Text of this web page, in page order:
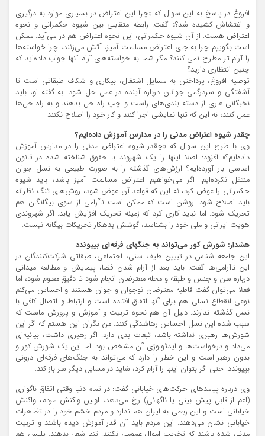
افروغ در پاسخ به این سوال که «چرا این اعتراض در بسیاری موارد به درگیری
و اغتشاش کشیده شد؟» گفت: رابطه متقابلی بین شیوه حکمرانی و نحوه
اعتراض هست. از آن شیوه حکمرانی، این نحوه اعتراض هم در می‌آید. ممکن
است بگوییم چرا به جای اعتراض مسالمت آمیز، آتش می‌زنند، چرا خواسته‌ها
را آرام تر مطرح نمی کنند؟ مگر شما به خواسته‌های آرام آنها جواب داده‌اید که
چنین انتظاری دارید؟
توصیه افروغ، پرداختن به مسایل اشتغال، بیکاری و شکاف طبقاتی است تا
آشفتگی و سردرگمی جوانان درباره آینده در عمل حل شود. به گفته او، باید
نخبگانی عاری از دسته بندی‌های راست و چپ راه حل بدهند و به راه حل‌ها
عمل کنند، نه این که تنها نمایشی اجرا کنند و کار خود را اصلاح نکنند
چقدر شیوه اعتراض مدنی را در مدارس آموزش داده‌ایم؟
وی با طرح این سوال که «چقدر شیوه اعتراض مدنی را در مدارس آموزش
داده‌ایم؟» افزود: اصلا اینها را یک شهروند با حقوق شناخته شده در قانون
اساسی بار آورده‌ایم؟ ارزش‌های گذشته را به صورت طبیعی به نسل جوان
منتقل نکرده‌ایم. اگر می‌خواهیم اعتراض مسالمت آمیز باشد، باید شیوه
حکمرانی را عوض کرد، نه این که قواعد آن عوض شود، روش‌های تنگ نظرانه
باید اصلاح شود. روشن است که ممکن است ناآرامی از سوی بیگانگان هم
تحریک شود. اما نباید کاری کرد که زمینه تحریک افزایش یابد. اگر شهروندی
هویت ایرانی و ملی خود را بشناسد، گوشش بدهکار تحریکات بیگانه نیست.
هشدار: شورش کور می‌تواند به جنگهای فرقه‌ای بپیوندد
این جامعه شناس در تبیین طیف سنی، اجتماعی، طبقاتی شرکت‌کنندگان در
این ناآرامی‌ها گفت: باید بعد از آرام شدن فضا، پیمایش و مطالعه میدانی
درباره سن و جنس و طبقه و محله معترضان انجام شود تا دقیق معلوم شود، اما
فعلا می‌توان گفت قاطبه معترضان نوجوان و جوان هستند و احساس می‌کنم
نوعی انقطاع نسلی هم برای آنها اتفاق افتاده است و ارتباط و اتصال کافی با
نسل گذشته ندارند. دلیل آن هم نحوه تربیت و آموزش و پرورش ماست که
سبب شده این نسل احساس رهاشدگی کنند. من نگران این هستم که اگر این
شورش‌ها رهبری نداشته باشد، تبعات بدی دارد. اگر رهبری داشت، بیانیه‌ای
می‌داد و درخواست‌ها و ایدئولوژی آن مشخص بود. اما این یک شورش کور و
بدون رهبر است و این خطر را دارد که می‌تواند به جنگ‌های فرقه‌ای درونی
بپیوندد. حتی اگر بتوان اینها را آرام کرد، شاید در مسایل دیگر سر باز کند.
وی درباره پیامدهای حرکت‌های خیابانی گفت: در تمام دنیا وقتی اتفاق ناگواری
(اعم از قابل پیش بینی یا ناگهانی) رخ می‌دهد، اولین واکنش مردم، واکنش
خیابانی است و این ربطی به ایران هم ندارد و مردم خشم خود را در تظاهرات
خیابانی نشان می‌دهند. این مردم باید آن قدر آموزش دیده باشند و تربیت